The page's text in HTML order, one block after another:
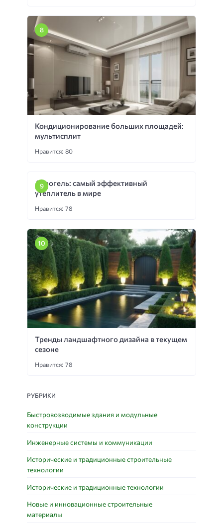
Кондиционирование больших площадей:
мультисплит
Нравится: 80
Аэрогель: самый эффективный
утеплитель в мире
Нравится: 78
Тренды ландшафтного дизайна в текущем
сезоне
Нравится: 78
РУБРИКИ
Быстровозводимые здания и модульные
конструкции
Инженерные системы и коммуникации
Исторические и традиционные строительные
технологии
Исторические и традиционные технологии
Новые и инновационные строительные
материалы